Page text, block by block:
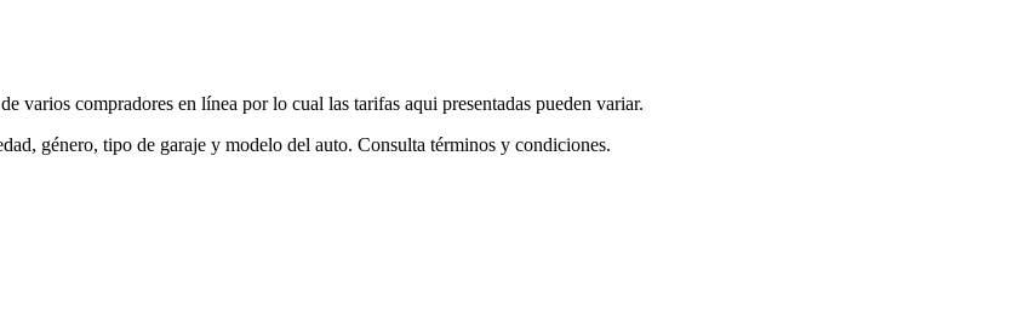
varios compradores en línea por lo cual las tarifas aqui presentadas pueden variar.
género, tipo de garaje y modelo del auto. Consulta términos y condiciones.